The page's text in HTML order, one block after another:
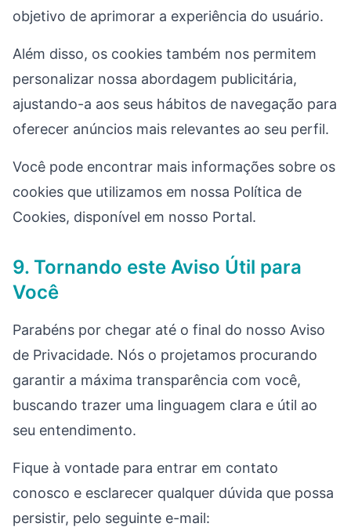
objetivo de aprimorar a experiência do usuário.
Além disso, os cookies também nos permitem
personalizar nossa abordagem publicitária,
ajustando-a aos seus hábitos de navegação para
oferecer anúncios mais relevantes ao seu perfil.
Você pode encontrar mais informações sobre os
cookies que utilizamos em nossa Política de
Cookies, disponível em nosso Portal.
9. Tornando este Aviso Útil para
Você
Parabéns por chegar até o final do nosso Aviso
de Privacidade. Nós o projetamos procurando
garantir a máxima transparência com você,
buscando trazer uma linguagem clara e útil ao
seu entendimento.
Fique à vontade para entrar em contato
conosco e esclarecer qualquer dúvida que possa
persistir, pelo seguinte e-mail: